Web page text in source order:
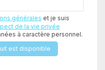
générales et je suis
de la vie privée
à caractère personnel.